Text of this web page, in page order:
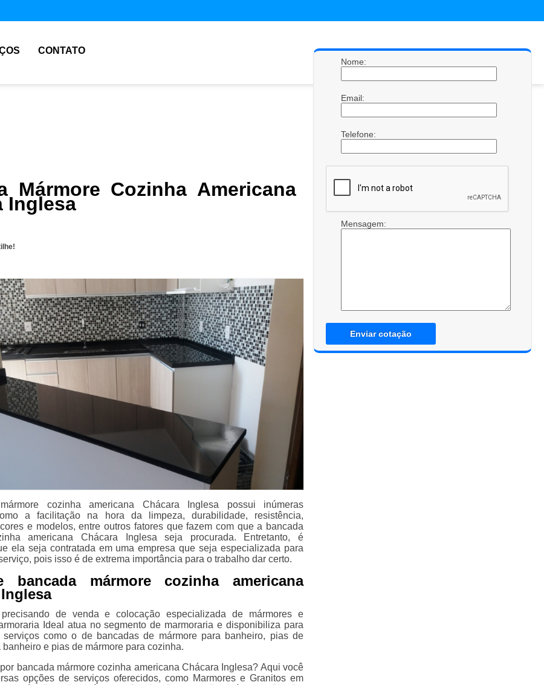
CONTATO
Mármore Cozinha Americana
Inglesa
cozinha americana Chácara Inglesa possui inúmeras
a facilitação na hora da limpeza, durabilidade, resistência,
e modelos, entre outros fatores que fazem com que a bancada
americana Chácara Inglesa seja procurada. Entretanto, é
ela seja contratada em uma empresa que seja especializada para
pois isso é de extrema importância para o trabalho dar certo.
bancada mármore cozinha americana
de venda e colocação especializada de mármores e
Ideal atua no segmento de marmoraria e disponibiliza para
serviços como o de bancadas de mármore para banheiro, pias de
banheiro e pias de mármore para cozinha.
bancada mármore cozinha americana Chácara Inglesa? Aqui você
opções de serviços oferecidos, como Marmores e Granitos em
Nome:
Email:
Telefone:
Mensagem:
Enviar cotação